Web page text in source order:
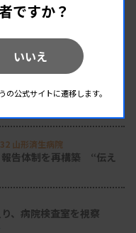
第16回］
山形済生病院
告体制を再構築 “伝え
、病院検査室を視察
ですか？
いいえ
公式サイトに遷移します。